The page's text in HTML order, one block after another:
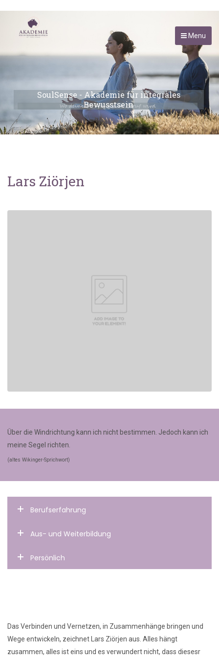
Menu
Wo deine Berufung zum Beruf wird
SoulSense - Akademie für integrales
Bewusstsein
Lars Ziörjen
Über die Windrichtung kann ich nicht bestimmen. Jedoch kann ich
meine Segel richten.
(altes Wikinger-Sprichwort)
Berufserfahrung
Aus- und Weiterbildung
Persönlich
Das Verbinden und Vernetzen, in Zusammenhänge bringen und
Wege entwickeln, zeichnet Lars Ziörjen aus. Alles hängt
zusammen, alles ist eins und es verwundert nicht, dass diesesr